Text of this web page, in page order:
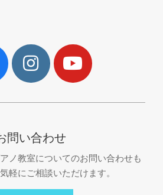
問い合わせ
ノ教室についてのお問い合わせも
軽にご相談いただけます。